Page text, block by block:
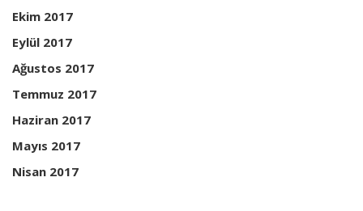
Ekim 2017
Eylül 2017
Ağustos 2017
Temmuz 2017
Haziran 2017
Mayıs 2017
Nisan 2017